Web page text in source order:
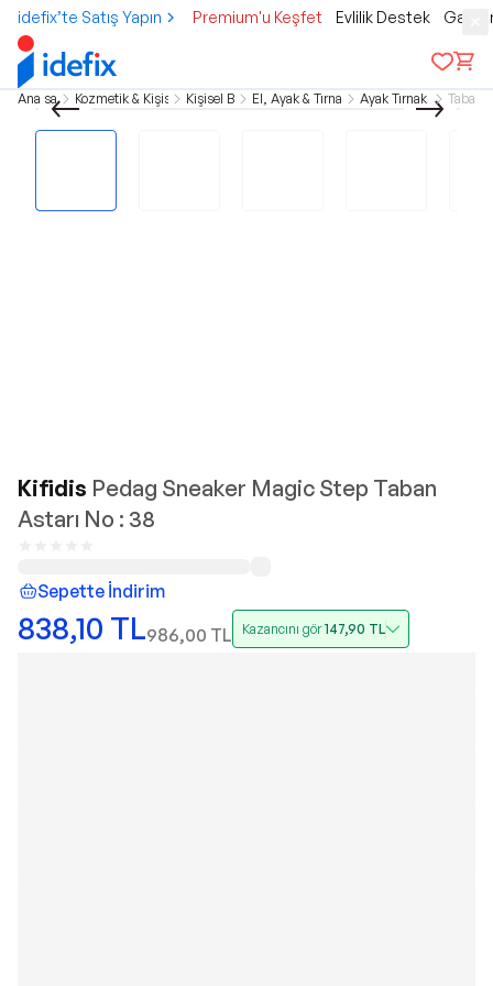
idefix’te Satış Yapın Premium'u Keşfet Evlilik Destek
Ana sayfa Kozmetik & Kişisel BakımKişisel BakımEl, Ayak & Tırnak BakımıAyak Tırnak Bakımı
Kifidis Pedag Sneaker Magic Step Taban
Astarı No : 38
Sepette İndirim
838,10 TL986,00 TL Kazancını gör147,90 TL